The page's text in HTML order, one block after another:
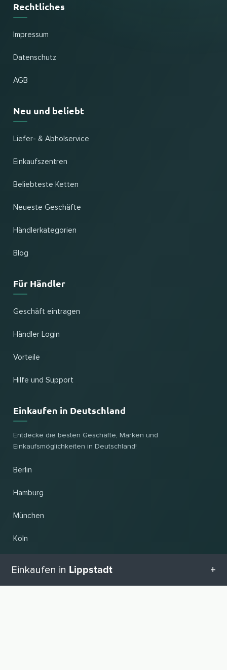
Rechtliches
Impressum
Datenschutz
AGB
Neu und beliebt
Liefer- & Abholservice
Einkaufszentren
Beliebteste Ketten
Neueste Geschäfte
Händlerkategorien
Blog
Für Händler
Geschäft eintragen
Händler Login
Vorteile
Hilfe und Support
Einkaufen in Deutschland
Entdecke die besten Geschäfte, Marken und
Einkaufsmöglichkeiten in Deutschland!
Berlin
Hamburg
München
Köln
Hannover
Einkaufen in Lippstadt